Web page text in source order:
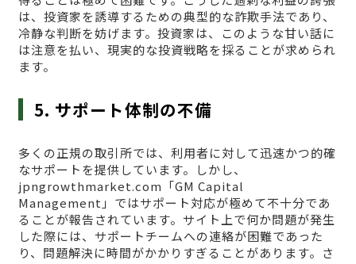
は、投資家を誘導するための典型的な詐欺手法であり、
冷静な判断を妨げます。投資家は、このような甘い話に
は注意を払い、現実的な投資戦略を採ることが求められ
ます。
5. サポート体制の不備
多くの正規の取引所では、利用者に対して迅速かつ的確
なサポートを提供しています。しかし、
jpngrowthmarket.com「GM Capital
Management」ではサポート対応が極めて不十分であ
ることが報告されています。サイト上で何か問題が発生
した際には、サポートチームへの連絡が困難であった
り、問題解決に時間がかかりすぎることがあります。さ